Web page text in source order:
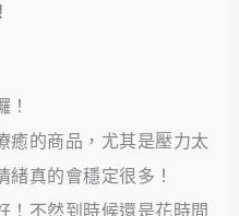
癒的商品，尤其是壓力太
真的會穩定很多！
！不然到時候還是花時間